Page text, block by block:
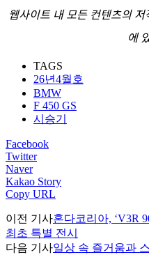
웹사이트 내 모든 컨텐츠의
에
TAGS
26년4월호
BMW
F 450 GS
시승기
Facebook
Twitter
Naver
Kakao Story
Copy URL
이전 기사혼다코리아, ‘V3R
최초 특별 전시
다음 기사일상 속 즐거움과